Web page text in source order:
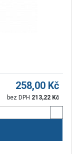
258,00 Kč
bez DPH 213,22 Kč